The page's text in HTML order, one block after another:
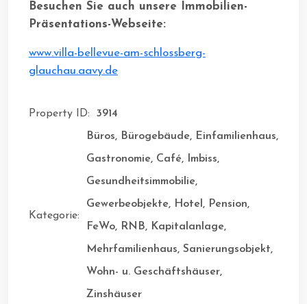
Besuchen Sie auch unsere Immobilien-
Präsentations-Webseite:
www.villa-bellevue-am-schlossberg-
glauchau.aavy.de
Property ID: 3914
Kategorie:
Büros, Bürogebäude, Einfamilienhaus,
Gastronomie, Café, Imbiss,
Gesundheitsimmobilie,
Gewerbeobjekte, Hotel, Pension,
FeWo, RNB, Kapitalanlage,
Mehrfamilienhaus, Sanierungsobjekt,
Wohn- u. Geschäftshäuser,
Zinshäuser